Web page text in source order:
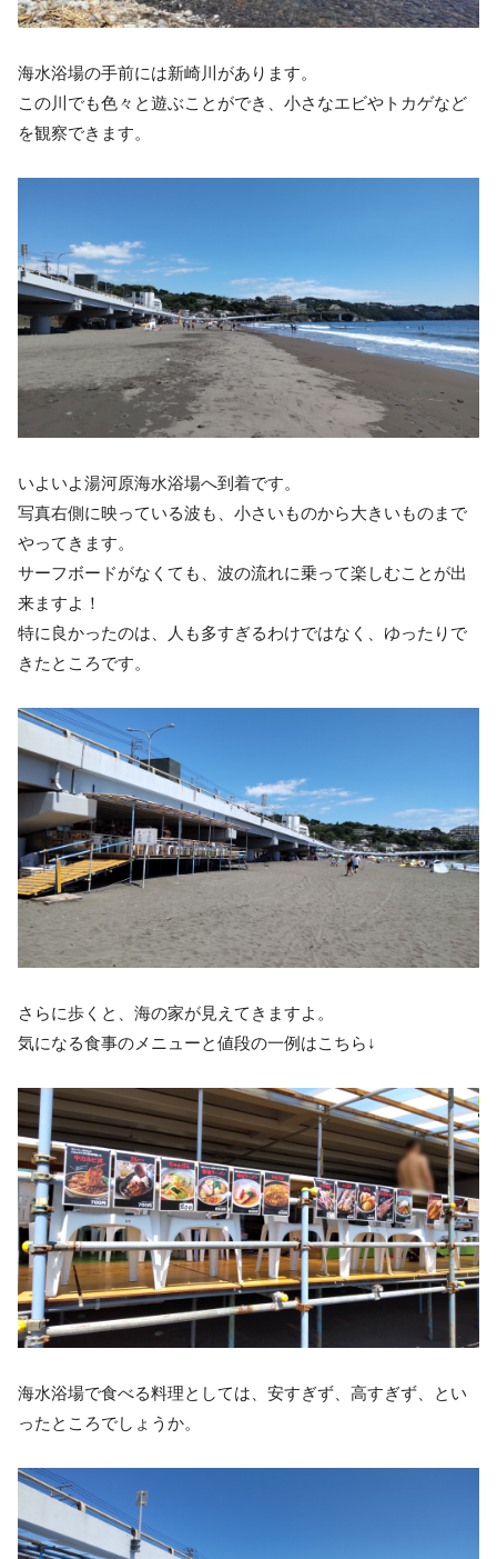
海水浴場の手前には新崎川があります。
この川でも色々と遊ぶことができ、小さなエビやトカゲなど
を観察できます。
いよいよ湯河原海水浴場へ到着です。
写真右側に映っている波も、小さいものから大きいものまで
やってきます。
サーフボードがなくても、波の流れに乗って楽しむことが出
来ますよ！
特に良かったのは、人も多すぎるわけではなく、ゆったりで
きたところです。
さらに歩くと、海の家が見えてきますよ。
気になる食事のメニューと値段の一例はこちら↓
海水浴場で食べる料理としては、安すぎず、高すぎず、とい
ったところでしょうか。